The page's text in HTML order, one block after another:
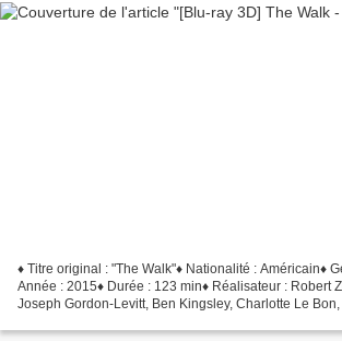
♦ Titre original : "The Walk"♦ Nationalité : Américain♦
Année : 2015♦ Durée : 123 min♦ Réalisateur : Robert
Joseph Gordon-Levitt, Ben Kingsley, Charlotte Le